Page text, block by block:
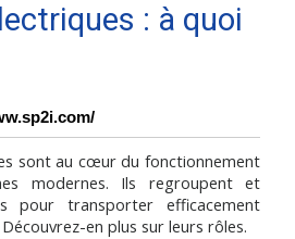
: à quoi
sont au cœur du fonctionnement
modernes. Ils regroupent et
pour transporter efficacement
en plus sur leurs rôles.